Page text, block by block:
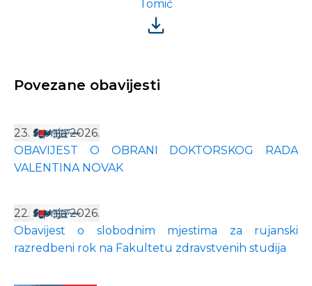
Tomić
Povezane obavijesti
23. srpnja 2026.
OBAVIJEST O OBRANI DOKTORSKOG RADA
VALENTINA NOVAK
22. srpnja 2026.
Obavijest o slobodnim mjestima za rujanski
razredbeni rok na Fakultetu zdravstvenih studija